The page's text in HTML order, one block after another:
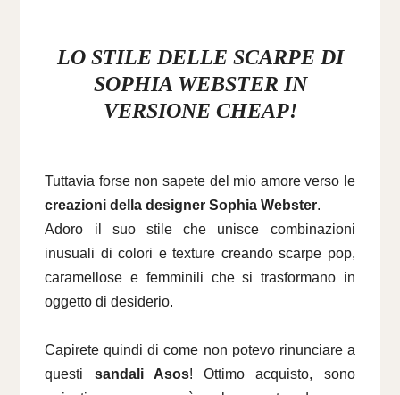
LO STILE DELLE SCARPE DI
SOPHIA WEBSTER IN
VERSIONE CHEAP!
Tuttavia forse non sapete del mio amore verso le
creazioni della designer Sophia Webster.
Adoro il suo stile che unisce combinazioni
inusuali di colori e texture creando scarpe pop,
caramellose e femminili che si trasformano in
oggetto di desiderio.
Capirete quindi di come non potevo rinunciare a
questi sandali Asos! Ottimo acquisto, sono